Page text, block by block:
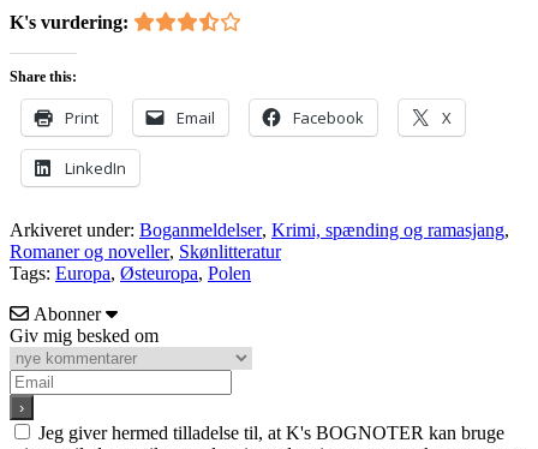
K's vurdering:
Share this:
Print Email Facebook X
LinkedIn
Arkiveret under: Boganmeldelser, Krimi, spænding og ramasjang,
Romaner og noveller, Skønlitteratur
Tags: Europa, Østeuropa, Polen
Abonner
Giv mig besked om
Jeg giver hermed tilladelse til, at K's BOGNOTER kan bruge